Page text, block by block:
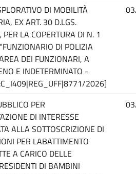
DI MOBILITÀ
EX ART. 30 D.LGS.
LA COPERTURA DI N. 1
DI POLIZIA
DEI FUNZIONARI, A
E INDETERMINATO -
2026]
PER
DI INTERESSE
ALLA SOTTOSCRIZIONE DI
PER LABATTIMENTO
A CARICO DELLE
DI BAMBINI